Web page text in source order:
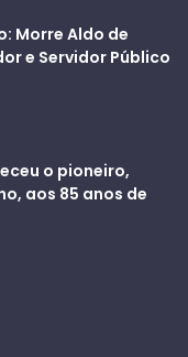
Morre Aldo de
e Servidor Público
o pioneiro,
aos 85 anos de